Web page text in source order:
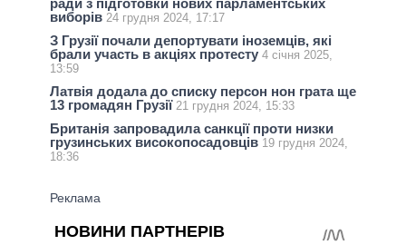
виборів 24 грудня 2024, 17:17
З Грузії почали депортувати іноземців, які
брали участь в акціях протесту 4 січня 2025,
13:59
Латвія додала до списку персон нон грата ще
13 громадян Грузії 21 грудня 2024, 15:33
Британія запровадила санкції проти низки
грузинських високопосадовців 19 грудня 2024,
18:36